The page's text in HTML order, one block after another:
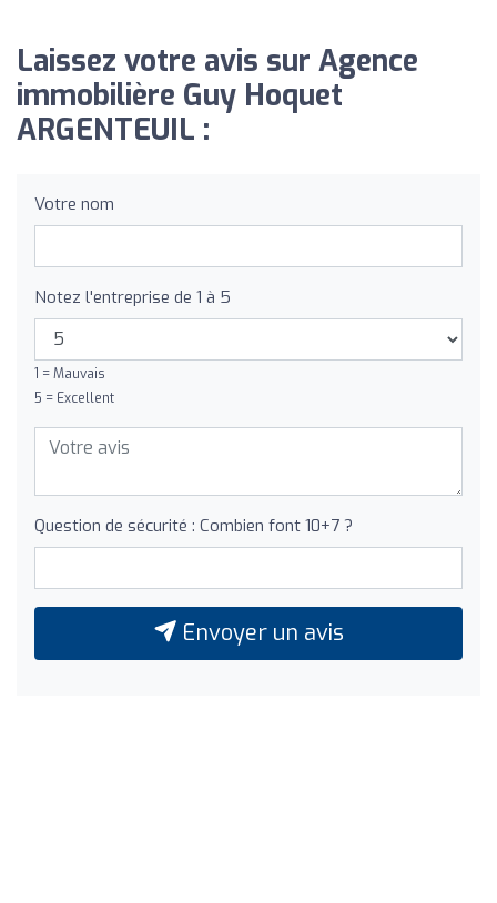
Laissez votre avis sur Agence
immobilière Guy Hoquet
ARGENTEUIL :
Votre nom
Notez l'entreprise de 1 à 5
1 = Mauvais
5 = Excellent
Question de sécurité : Combien font 10+7 ?
Envoyer un avis